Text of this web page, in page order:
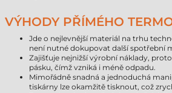
VÝHODY PŘÍMÉHO
Jde o nejlevnější materiál na trhu
není nutné dokupovat další spotřební
Zajišťuje nejnižší výrobní náklady,
pásku, čímž vzniká i méně odpadu.
Mimořádně snadná a jednoduchá
tiskárny lze okamžitě tisknout, což